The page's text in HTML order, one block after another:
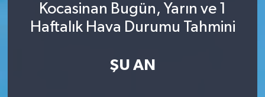
Kocasinan Bugün, Yarın ve 1
Haftalık Hava Durumu Tahmini
ŞU AN
Erasmus
Süper Lig Puan Durumu ve Fikstür
Son Dakika Haberleri